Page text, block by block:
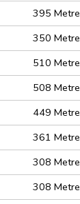
395 Metre
350 Metre
510 Metre
508 Metre
449 Metre
361 Metre
308 Metre
308 Metre